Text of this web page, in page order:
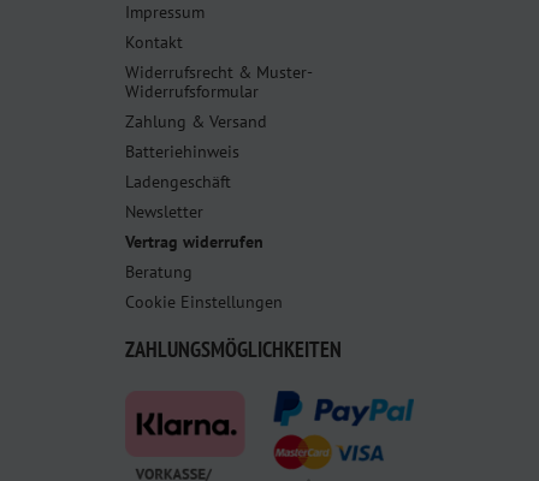
Impressum
Kontakt
Widerrufsrecht & Muster-
Widerrufsformular
Zahlung & Versand
Batteriehinweis
Ladengeschäft
Newsletter
Vertrag widerrufen
Beratung
Cookie Einstellungen
ZAHLUNGSMÖGLICHKEITEN